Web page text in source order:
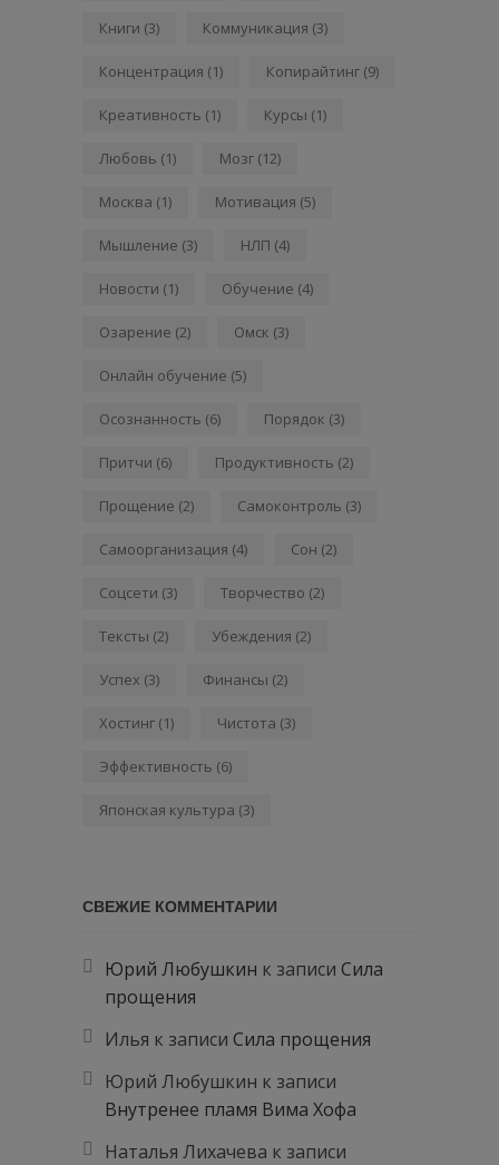
Книги (3) Коммуникация (3)
Концентрация (1) Копирайтинг (9)
Креативность (1) Курсы (1)
Любовь (1) Мозг (12)
Москва (1) Мотивация (5)
Мышление (3) НЛП (4)
Новости (1) Обучение (4)
Озарение (2) Омск (3)
Онлайн обучение (5)
Осознанность (6) Порядок (3)
Притчи (6) Продуктивность (2)
Прощение (2) Самоконтроль (3)
Самоорганизация (4) Сон (2)
Соцсети (3) Творчество (2)
Тексты (2) Убеждения (2)
Успех (3) Финансы (2)
Хостинг (1) Чистота (3)
Эффективность (6)
Японская культура (3)
СВЕЖИЕ КОММЕНТАРИИ
Юрий Любушкин к записи Сила
прощения
Илья к записи Сила прощения
Юрий Любушкин к записи
Внутренее пламя Вима Хофа
Наталья Лихачева к записи